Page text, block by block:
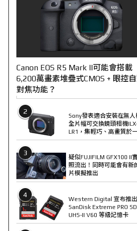
Canon EOS R5 Mark II可能會搭載
6,200萬畫素堆疊式CMOS + 眼控
對焦功能？
2
Sony發表適合安裝在無人
全片幅可交換鏡頭相機
LR1，集輕巧、高畫質於
3
疑似FUJIFILM GFX100 II
照流出！同時可能會有新
片模擬推出
4
Western Digital 宣布推出
SanDisk Extreme PRO
UHS-II V60 等級記憶卡